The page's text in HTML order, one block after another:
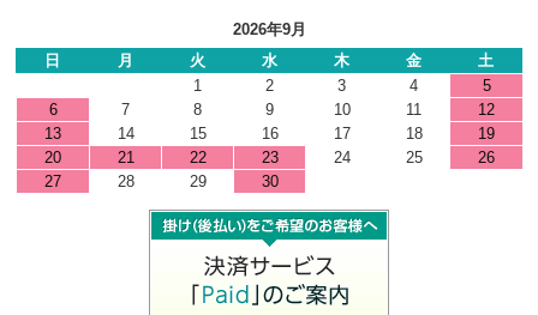
2026年9月
日
月 火 水 木 金
土
1
2 3 4
5
6
7 8 9 10 11
12
13
14 15 16 17 18
19
20
21 22 23 24 25
26
27
28 29 30